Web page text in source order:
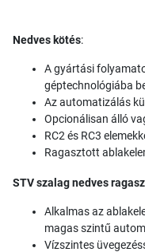
Nedves kötés:
A gyártási
géptechnológiába
Az automatizálás
Opcionálisan álló
RC2 és RC3
Ragasztott
STV szalag nedves
Alkalmas az
magas szintű
Vízszintes